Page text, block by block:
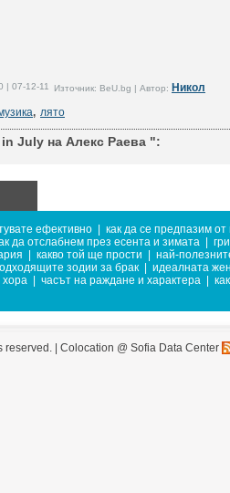
| 07-12-11 Източник: BeU.bg | Автор: Никол
, лято
July на Алекс Раева ":
ефективно
как да се предпазим от
да отслабнем през есента и зимата
какво той ще прости
най-
зодии за брак
идеалната
хора
часът на раждане и характера
| Colocation @ Sofia Data Center